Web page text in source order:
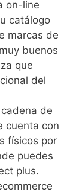
on-line
catálogo
marcas de
buenos
que
del
de
cuenta con
físicos por
puedes
plus.